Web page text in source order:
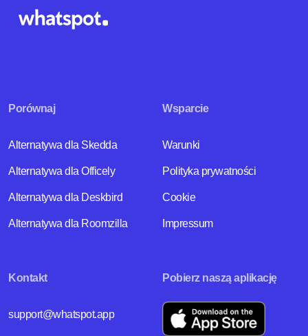
Porównaj
Alternatywa dla Skedda
Alternatywa dla Officely
Alternatywa dla Deskbird
Alternatywa dla Roomzilla
Wsparcie
Warunki
Polityka prywatności
Cookie
Impressum
Kontakt
support@whatspot.app
Pobierz naszą aplikację